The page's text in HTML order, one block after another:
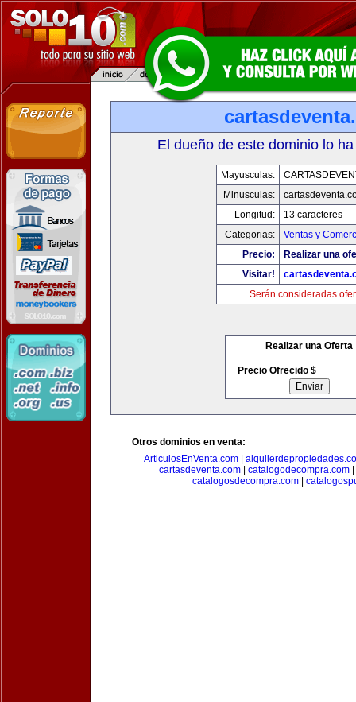
El dueño de este dominio lo
Mayusculas:
Minusculas:
Longitud:
13 caracteres
Categorias:
Ventas y
Precio:
Realizar una
Visitar!
Serán consideradas
Realizar una Oferta
Precio Ofrecido $
Otros dominios en venta:
ArticulosEnVenta.com
cartasdeventa.com
catalogodecompra.com
catalogosdecompra.com